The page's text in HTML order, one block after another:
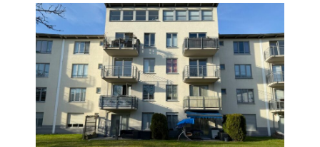
BERMANNKIEZ,
RUHIG
GELEGENE
EG-
WOHNUNG
***LAMINAT***EBK***MÖBLIERT***